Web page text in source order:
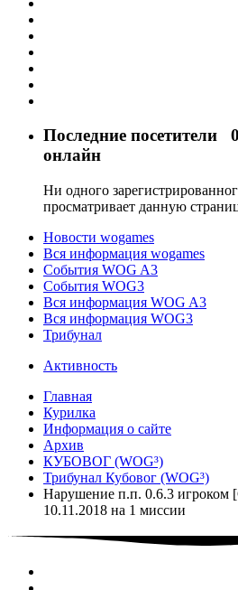
Последние посетители
онлайн
Ни одного
просматривает данную
Новости wogames
Вся информация wogames
События WOG A3
События WOG3
Вся информация WOG A3
Вся информация WOG3
Трибунал
Активность
Главная
Курилка
Информация о сайте
Архив
КУБОВОГ (WOG³)
Трибунал Кубовог (WOG³)
Нарушение п.п. 0.6.3 игроком
10.11.2018 на 1 миссии